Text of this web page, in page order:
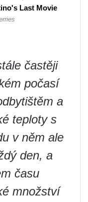
častěji
počasí
a
teploty s
v něm ale
den, a
času
množství